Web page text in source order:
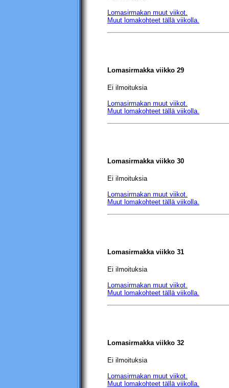
Lomasirmakan muut viikot.
Muut lomakohteet tällä viikolla.
Lomasirmakka viikko 29
Ei ilmoituksia
Lomasirmakan muut viikot.
Muut lomakohteet tällä viikolla.
Lomasirmakka viikko 30
Ei ilmoituksia
Lomasirmakan muut viikot.
Muut lomakohteet tällä viikolla.
Lomasirmakka viikko 31
Ei ilmoituksia
Lomasirmakan muut viikot.
Muut lomakohteet tällä viikolla.
Lomasirmakka viikko 32
Ei ilmoituksia
Lomasirmakan muut viikot.
Muut lomakohteet tällä viikolla.